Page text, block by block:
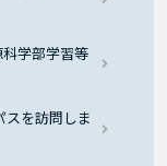
学部学習等
を訪問しま